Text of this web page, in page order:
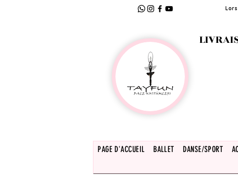
PAGE D'ACCUEIL BALLET DANSE/SPORT